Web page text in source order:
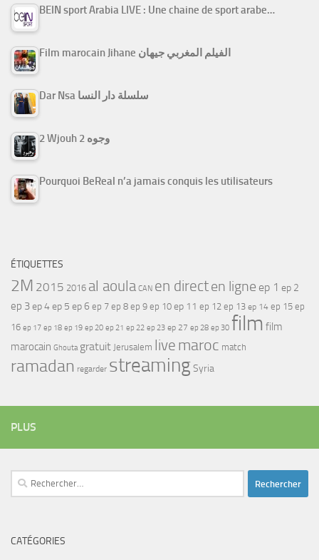
BEIN sport Arabia LIVE : Une chaine de sport arabe…
Film marocain Jihane الفيلم المغربي جيهان
Dar Nsa سلسلة دار النسا
2 Wjouh 2 وجوه
Pourquoi BeReal n’a jamais conquis les utilisateurs
ÉTIQUETTES
2M 2015 2016 al aoula CAN en directen ligne ep 1 ep 2
ep 3ep 4ep 5 ep 6 ep 7 ep 8 ep 9 ep 10 ep 11 ep 12 ep 13 ep 14 ep 15 ep
16 ep 17 ep 18 ep 19 ep 20 ep 21 ep 22 ep 23 ep 27 ep 28 ep 30 film film
marocain Ghouta gratuit Jerusalem live maroc match
ramadan regarder streamingSyria
PLUS
Rechercher :
CATÉGORIES